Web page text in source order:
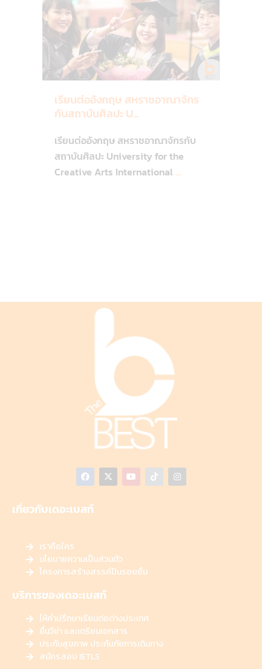
เรียนต่ออังกฤษ สหราชอาณาจักร
กับสถาบันศิลปะ U...
เรียนต่ออังกฤษ สหราชอาณาจักรกับ
สถาบันศิลปะ University for the
Creative Arts International ...
เกี่ยวกับเดอะเบสท์
เราคือใคร
นโยบายความเป็นส่วนตัว
โครงการสร้างสรรค์ปันรอยยิ้ม
บริการของเดอะเบสท์
ให้คำปรึกษาเรียนต่อต่างประเทศ
ยื่นวีซ่า และเตรียมเอกสาร
ประกันสุขภาพ ประกันภัยการเดินทาง
สมัครสอบ IETLS